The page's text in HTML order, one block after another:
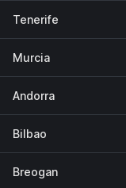
Tenerife
Murcia
Andorra
Bilbao
Breogan